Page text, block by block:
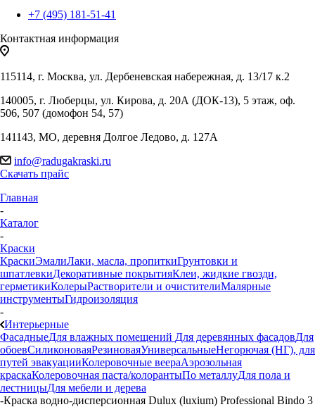
+7 (495) 181-51-41
Контактная информация
115114, г. Москва, ул. Дербеневская набережная, д. 13/17 к.2
140005, г. Люберцы, ул. Кирова, д. 20А (ДОК-13), 5 этаж, оф.
506, 507 (домофон 54, 57)
141143, МО, деревня Долгое Ледово, д. 127А
info@radugakraski.ru
Скачать прайс
Главная
-
Каталог
-
Краски
КраскиЭмалиЛаки, масла, пропиткиГрунтовки и
шпатлевкиДекоративные покрытияКлеи, жидкие гвозди,
герметикиКолерыРастворители и очистителиМалярные
инструментыГидроизоляция
-
Интерьерные
ФасадныеДля влажных помещений Для деревянных фасадовДля
обоевСиликоноваяРезиноваяУниверсальныеНегорючая (НГ), для
путей эвакуацииКолеровочные веераАэрозольная
краскаКолеровочная паста/колорантыПо металлуДля пола и
лестницыДля мебели и дерева
-Краска водно-дисперсионная Dulux (luxium) Professional Bindo 3